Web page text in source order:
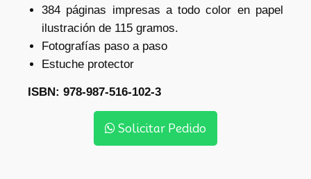
384 páginas impresas a todo color en papel
ilustración de 115 gramos.
Fotografías paso a paso
Estuche protector
ISBN: 978-987-516-102-3
Solicitar Pedido